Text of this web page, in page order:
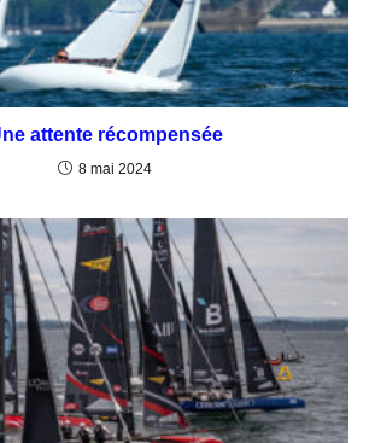
attente récompensée
8 mai 2024